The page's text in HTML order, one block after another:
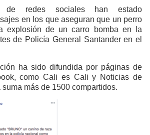
de redes sociales han estado
en los que aseguran que un perro
explosión de un carro bomba en la
de Policía General Santander en el
ha sido difundida por páginas de
como Cali es Cali y Noticias de
más de 1500 compartidos.